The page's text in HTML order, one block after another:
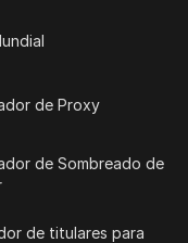
de Proxy
de Sombreado de
de titulares para
varía desde
más sofisticadas,
en sitios web
de software
y administrar